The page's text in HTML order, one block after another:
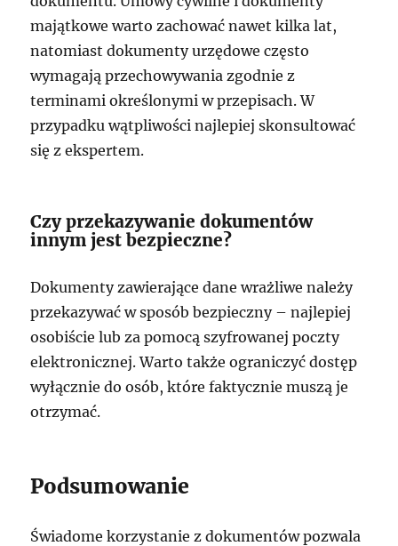
majątkowe warto zachować nawet kilka lat,
natomiast dokumenty urzędowe często
wymagają przechowywania zgodnie z
terminami określonymi w przepisach. W
przypadku wątpliwości najlepiej skonsultować
się z ekspertem.
Czy przekazywanie dokumentów
innym jest bezpieczne?
Dokumenty zawierające dane wrażliwe należy
przekazywać w sposób bezpieczny – najlepiej
osobiście lub za pomocą szyfrowanej poczty
elektronicznej. Warto także ograniczyć dostęp
wyłącznie do osób, które faktycznie muszą je
otrzymać.
Podsumowanie
Świadome korzystanie z dokumentów pozwala